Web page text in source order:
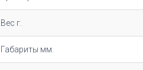
Вес г.
Габариты мм.